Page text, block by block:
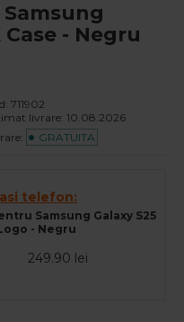
- Negru
711902
livrare: 10.08.2026
GRATUITA
telefon:
Samsung Galaxy S25
- Negru
249.90 lei